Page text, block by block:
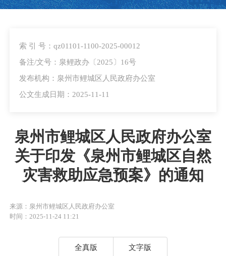
索 引 号：qz01101-1100-2025-00012
备注/文号：泉鲤政办〔2025〕16号
发布机构：泉州市鲤城区人民政府办公室
公文生成日期：2025-11-11
泉州市鲤城区人民政府办公室
关于印发《泉州市鲤城区自然
灾害救助应急预案》的通知
来源：泉州市鲤城区人民政府办公室
时间：2025-11-24 11:21
全真版 文字版